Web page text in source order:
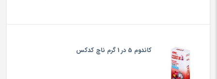
کاندوم 5 در 1 گرم ناچ کدکس